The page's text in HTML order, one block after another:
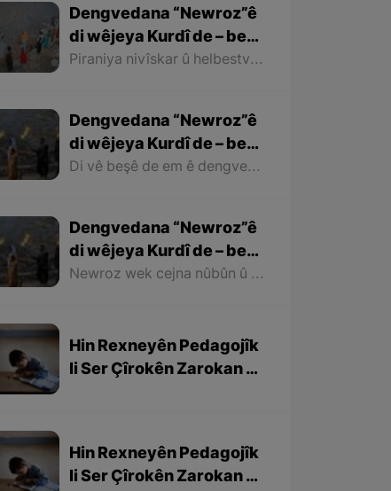
Dengvedana “Newroz”ê
di wêjeya Kurdî de – beşa
dawî
Piraniya nivîskar û helbestvanên Kurd di helbest û deqên xwe de behsa Newrozê kirine ku ji ber nebûna derfetê em ê tenê îşareyê bi çend mînak ji helbestên wan bikin. Di dawiyê de ez dixwazim bibêjim ku helbestvanên wek “Muxlîs, Ewnî, Hejar, Zarî, Elî Heseniyanî, Jîla Huseynî, Mihemed Salih Dîlan, Esîrî, Nasir Axabira, Celal Melekşa, Şêrko Bêkes û Ebdulah Paşêw” û hwd, di çend helbestên xwe de behsa Newrozê kirine û bal kişandine ser Kurdistanîbûna Newrozê.
Dengvedana “Newroz”ê
di wêjeya Kurdî de – beşa
2yem
Di vê beşê de em ê dengvedana zêdetir a Newrozê di helbest û deqên Kurdî de rabixine ber çavan. Herwisa pêwîst e em îşare bi wê yekê jî bikin ku tevî wê ku em di vê gotarê de dengvedana “Newroz”ê di edebiyata Kurdî de dibînin, em ê hin nivîskar û helbestvanên xwe binêrin ku mixabin navê hin ji wan hatiye jibîrkirin.
Dengvedana “Newroz”ê
di wêjeya Kurdî de – beşa
1em
Newroz wek cejna nûbûn û azadiyê di wêjeya Kurdî de û li cem helbestvan û nivîskarên Kurd, hertim girîngiya xwe hebûye. Helbestvan û nivîskarên Kurd di helbest û nivîsên xwe de Newroz wek bedewiyek, dergeheke azadiyê û sembola rizgariya netewî bi kar anîne. Ev mijare jî vedigere bo girêdana înkarkirî ya Kurd û Kurdistanê bi Newrozê re.
Hin Rexneyên Pedagojîk
li Ser Çîrokên Zarokan –
Hin Rexneyên Pedagojîk
li Ser Çîrokên Zarokan –